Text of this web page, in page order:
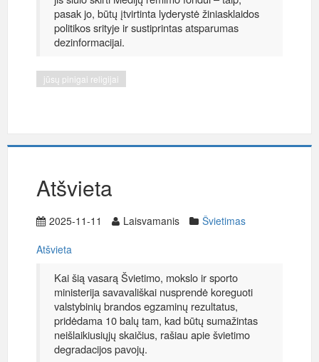
pasak jo, būtų įtvirtinta lyderystė žiniasklaidos
politikos srityje ir sustiprintas atsparumas
dezinformacijai.
jūsų pinigai religijai
Atšvieta
2025-11-11 Laisvamanis
Švietimas
Atšvieta
Kai šią vasarą Švietimo, mokslo ir sporto
ministerija savavališkai nusprendė koreguoti
valstybinių brandos egzaminų rezultatus,
pridėdama 10 balų tam, kad būtų sumažintas
neišlaikiusiųjų skaičius, rašiau apie švietimo
degradacijos pavojų.